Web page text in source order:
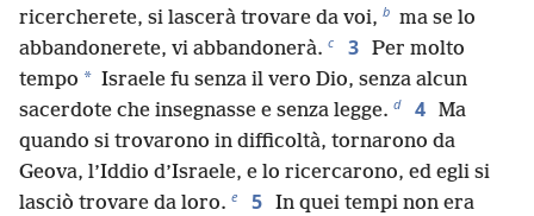
ricercherete, si lascerà trovare da voi, b ma se lo
abbandonerete, vi abbandonerà. c 3 Per molto
tempo * Israele fu senza il vero Dio, senza alcun
sacerdote che insegnasse e senza legge. d 4 Ma
quando si trovarono in difficoltà, tornarono da
Geova, l’Iddio d’Israele, e lo ricercarono, ed egli si
lasciò trovare da loro. e 5 In quei tempi non era